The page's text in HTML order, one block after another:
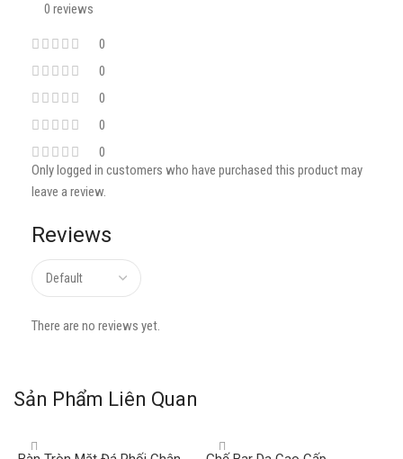
0 reviews
0
0
0
0
0
Reviews
There are no reviews yet.
Only logged in customers who have purchased this product may
leave a review.
Sản Phẩm Liên Quan